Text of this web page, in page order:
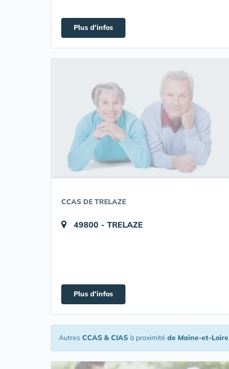
Plus d'infos
CCAS DE TRELAZE
49800 - TRELAZE
Plus d'infos
Autres CCAS & CIAS à proximité de Maine-et-Loire